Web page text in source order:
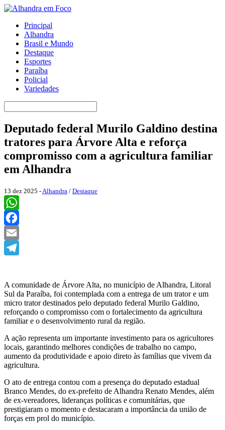
Principal
Alhandra
Brasil e Mundo
Destaque
Esportes
Paraíba
Policial
Variedades
Deputado federal Murilo Galdino destina
tratores para Árvore Alta e reforça
compromisso com a agricultura familiar
em Alhandra
13 dez 2025 - Alhandra / Destaque
WhatsApp
Facebook
Email
A comunidade de Árvore Alta, no município de Alhandra, Litoral
Sul da Paraíba, foi contemplada com a entrega de um trator e um
micro trator destinados pelo deputado federal Murilo Galdino,
reforçando o compromisso com o fortalecimento da agricultura
familiar e o desenvolvimento rural da região.
A ação representa um importante investimento para os agricultores
locais, garantindo melhores condições de trabalho no campo,
aumento da produtividade e apoio direto às famílias que vivem da
agricultura.
O ato de entrega contou com a presença do deputado estadual
Branco Mendes, do ex-prefeito de Alhandra Renato Mendes, além
de ex-vereadores, lideranças políticas e comunitárias, que
prestigiaram o momento e destacaram a importância da união de
forças em prol do município.